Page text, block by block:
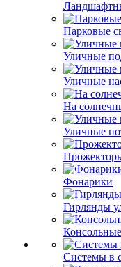
Парковые
Уличные
Уличные
На
Уличные
Фонарики
Гирлянды
Системы в